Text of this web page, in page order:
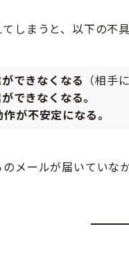
しまうと、以下の不
できなくなる （相手
できなくなる。
が不安定になる。
のメールが届いてい